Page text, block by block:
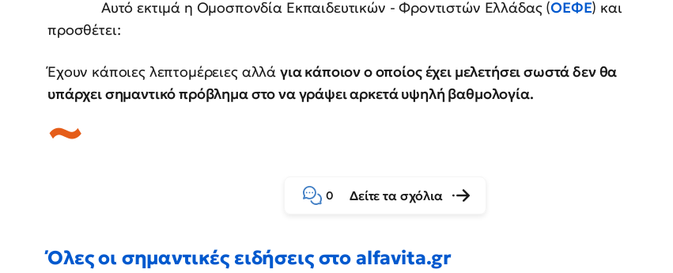
Αυτό εκτιμά η Ομοσπονδία Εκπαιδευτικών - Φροντιστών Ελλάδας (ΟΕΦΕ) και
προσθέτει:
Έχουν κάποιες λεπτομέρειες αλλά για κάποιον ο οποίος έχει μελετήσει σωστά δεν θα
υπάρχει σημαντικό πρόβλημα στο να γράψει αρκετά υψηλή βαθμολογία.
0 Δείτε τα σχόλια
Όλες οι σημαντικές ειδήσεις στο alfavita.gr